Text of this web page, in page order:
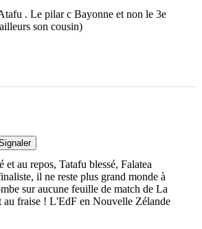
. Le pilar c Bayonne et non le 3e
son cousin)
et au repos, Tatafu blessé, Falatea
il ne reste plus grand monde à
sur aucune feuille de match de La
au fraise ! L'EdF en Nouvelle Zélande